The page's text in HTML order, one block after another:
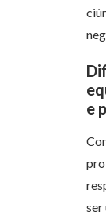
e
ser